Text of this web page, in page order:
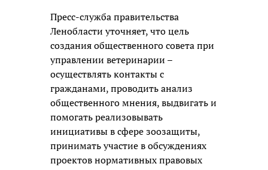
Пресс-служба правительства
Ленобласти уточняет, что цель
создания общественного совета при
управлении ветеринарии –
осуществлять контакты с
гражданами, проводить анализ
общественного мнения, выдвигать и
помогать реализовывать
инициативы в сфере зоозащиты,
принимать участие в обсуждениях
проектов нормативных правовых